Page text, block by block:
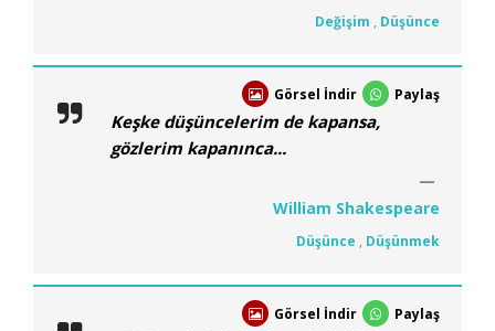
Değişim , Düşünce
Görsel İndir Paylaş
Keşke düşüncelerim de kapansa,
gözlerim kapanınca...
William Shakespeare
Düşünce , Düşünmek
Görsel İndir Paylaş